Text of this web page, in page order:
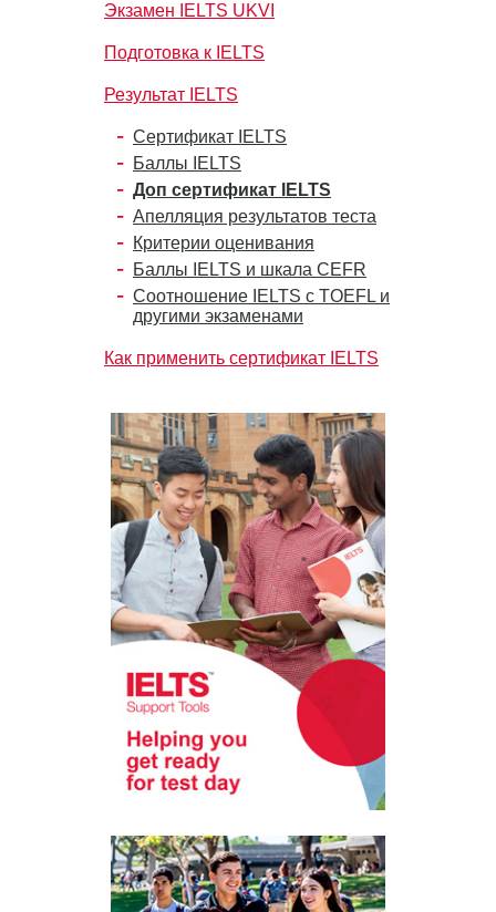
Экзамен IELTS UKVI
Подготовка к IELTS
Результат IELTS
Сертификат IELTS
Баллы IELTS
Доп сертификат IELTS
Апелляция результатов теста
Критерии оценивания
Баллы IELTS и шкала CEFR
Соотношение IELTS с TOEFL и
другими экзаменами
Как применить сертификат IELTS